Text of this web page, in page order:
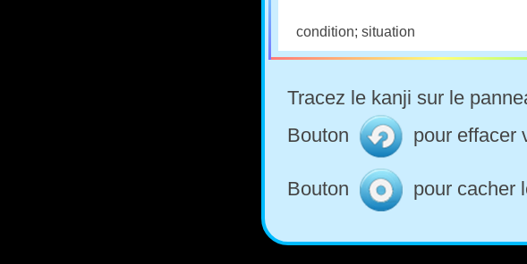
condition; situation
Tracez le kanji sur le
Bouton
pour effacer
Bouton pour cacher